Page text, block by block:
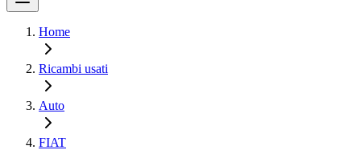
Home
Ricambi usati
Auto
FIAT